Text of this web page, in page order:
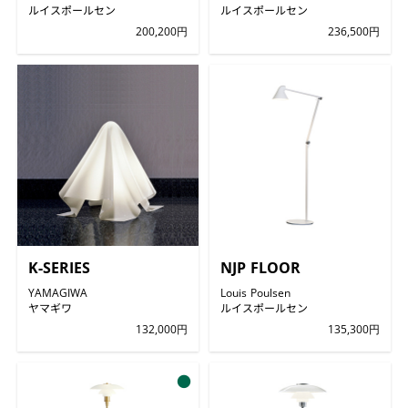
ルイスポールセン
200,200円
ルイスポールセン
236,500円
K-SERIES
YAMAGIWA
ヤマギワ
132,000円
NJP FLOOR
Louis Poulsen
ルイスポールセン
135,300円
●